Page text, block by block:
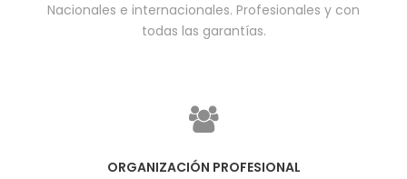
Nacionales e internacionales. Profesionales y con
todas las garantías.
ORGANIZACIÓN PROFESIONAL